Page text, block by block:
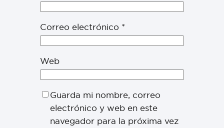
Correo electrónico *
Web
Guarda mi nombre, correo
electrónico y web en este
navegador para la próxima vez